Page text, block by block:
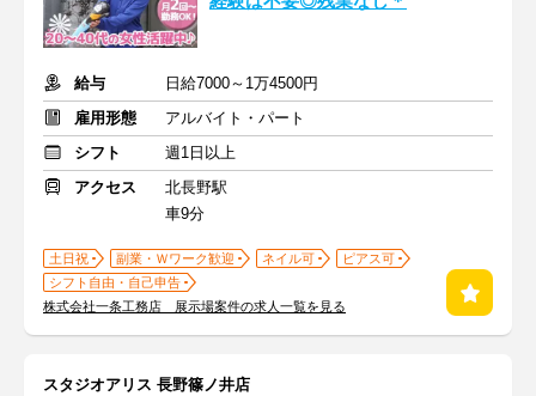
給与
日給7000～1万4500円
雇用形態
アルバイト・パート
シフト
週1日以上
アクセス
北長野駅
車9分
土日祝 副業・Ｗワーク歓迎 ネイル可
ピアス可
シフト自由・自己申告
株式会社一条工務店 展示場案件の求人一覧を見る
スタジオアリス 長野篠ノ井店